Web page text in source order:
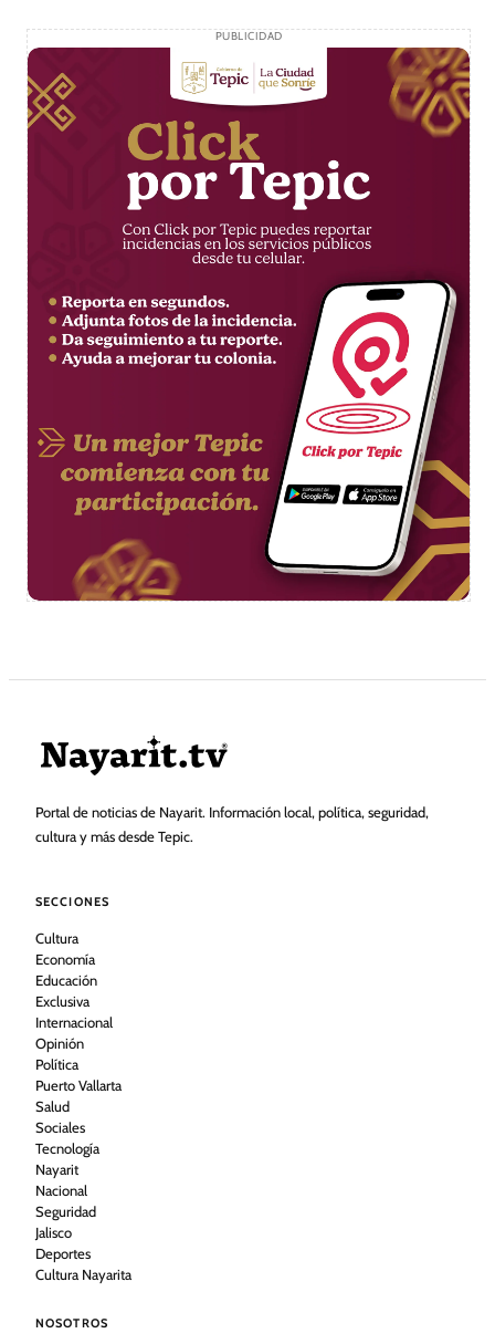
PUBLICIDAD
Portal de noticias de Nayarit. Información local, política, seguridad,
cultura y más desde Tepic.
SECCIONES
Cultura
Economía
Educación
Exclusiva
Internacional
Opinión
Política
Puerto Vallarta
Salud
Sociales
Tecnología
Nayarit
Nacional
Seguridad
Jalisco
Deportes
Cultura Nayarita
NOSOTROS